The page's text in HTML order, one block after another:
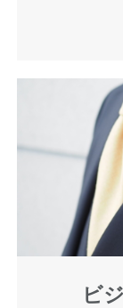
ビ